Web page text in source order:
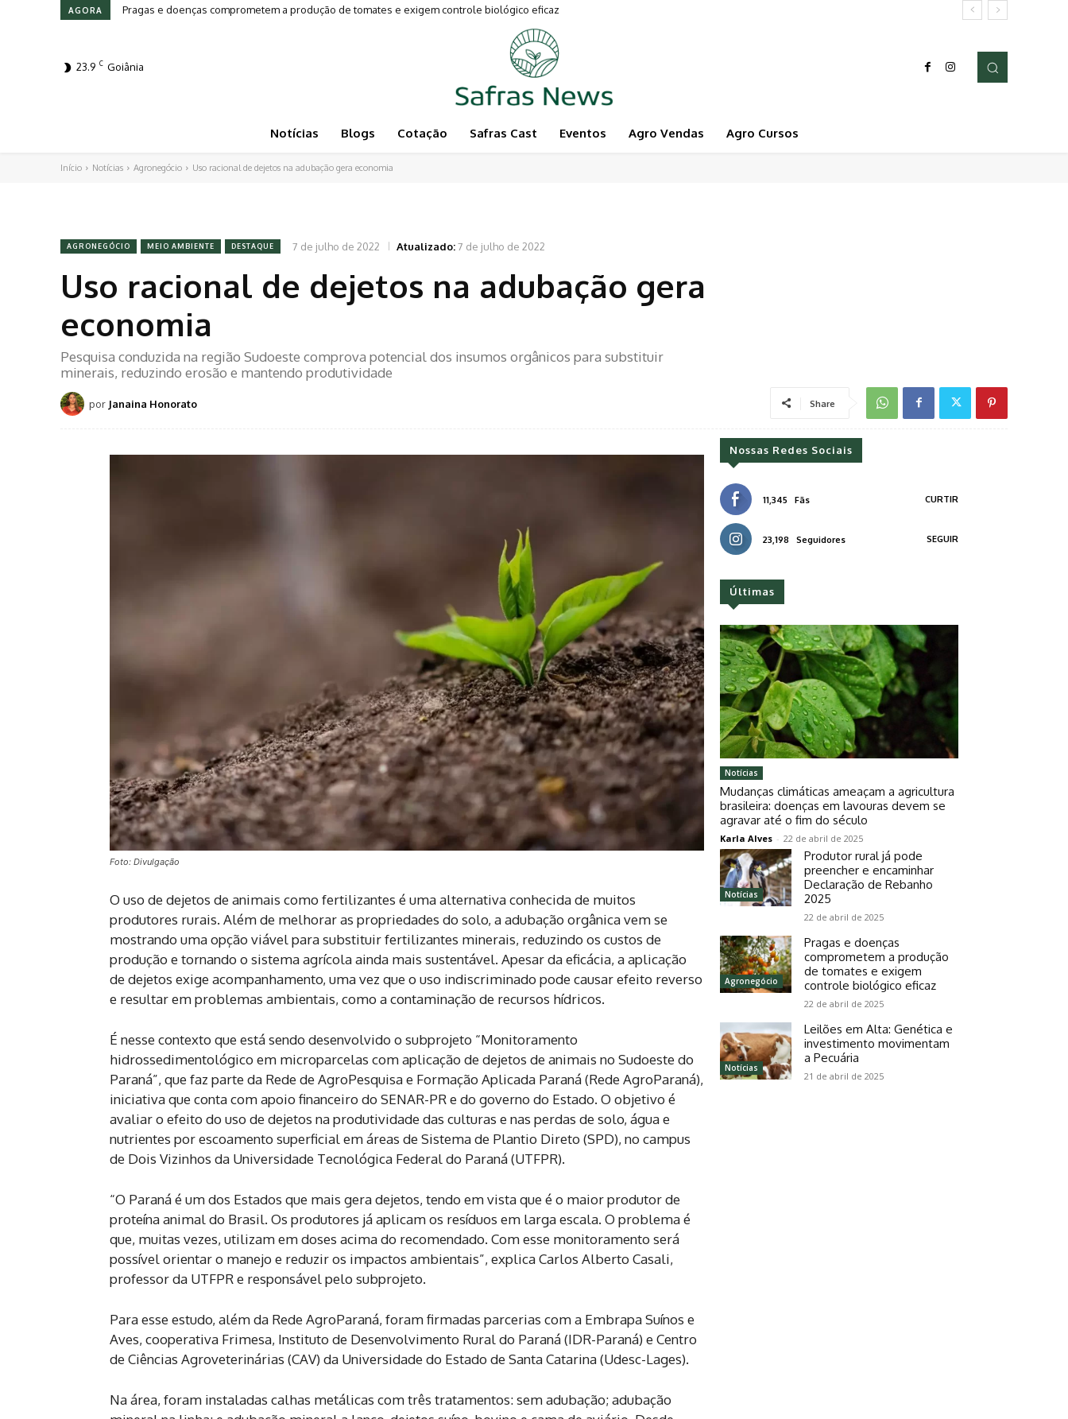
AGORA Pragas e doenças comprometem a produção de tomates e exigem controle biológico eficaz
Leilões em Alta: Genética e investimento movimentam a Pecuária
23.9 C Goiânia
Notícias Blogs Cotação Safras Cast Eventos Agro Vendas Agro Cursos
Início Notícias Agronegócio Uso racional de dejetos na adubação gera economia
AGRONEGÓCIO MEIO AMBIENTE DESTAQUE 7 de julho de 2022 Atualizado:7 de julho de 2022
Uso racional de dejetos na adubação gera
economia
Pesquisa conduzida na região Sudoeste comprova potencial dos insumos orgânicos para substituir
minerais, reduzindo erosão e mantendo produtividade
por Janaina Honorato Share
Foto: Divulgação
O uso de dejetos de animais como fertilizantes é uma alternativa conhecida de muitos
produtores rurais. Além de melhorar as propriedades do solo, a adubação orgânica vem se
mostrando uma opção viável para substituir fertilizantes minerais, reduzindo os custos de
produção e tornando o sistema agrícola ainda mais sustentável. Apesar da eficácia, a aplicação
de dejetos exige acompanhamento, uma vez que o uso indiscriminado pode causar efeito reverso
e resultar em problemas ambientais, como a contaminação de recursos hídricos.
É nesse contexto que está sendo desenvolvido o subprojeto “Monitoramento
hidrossedimentológico em microparcelas com aplicação de dejetos de animais no Sudoeste do
Paraná”, que faz parte da Rede de AgroPesquisa e Formação Aplicada Paraná (Rede AgroParaná),
iniciativa que conta com apoio financeiro do SENAR-PR e do governo do Estado. O objetivo é
avaliar o efeito do uso de dejetos na produtividade das culturas e nas perdas de solo, água e
nutrientes por escoamento superficial em áreas de Sistema de Plantio Direto (SPD), no campus
de Dois Vizinhos da Universidade Tecnológica Federal do Paraná (UTFPR).
“O Paraná é um dos Estados que mais gera dejetos, tendo em vista que é o maior produtor de
proteína animal do Brasil. Os produtores já aplicam os resíduos em larga escala. O problema é
que, muitas vezes, utilizam em doses acima do recomendado. Com esse monitoramento será
possível orientar o manejo e reduzir os impactos ambientais”, explica Carlos Alberto Casali,
professor da UTFPR e responsável pelo subprojeto.
Para esse estudo, além da Rede AgroParaná, foram firmadas parcerias com a Embrapa Suínos e
Aves, cooperativa Frimesa, Instituto de Desenvolvimento Rural do Paraná (IDR-Paraná) e Centro
de Ciências Agroveterinárias (CAV) da Universidade do Estado de Santa Catarina (Udesc-Lages).
Na área, foram instaladas calhas metálicas com três tratamentos: sem adubação; adubação
Nossas Redes Sociais
11,345 Fãs CURTIR
23,198 Seguidores SEGUIR
Últimas
Notícias
Mudanças climáticas ameaçam a agricultura
brasileira: doenças em lavouras devem se
agravar até o fim do século
Karla Alves - 22 de abril de 2025
Notícias
Produtor rural já pode
preencher e encaminhar
Declaração de Rebanho
2025
22 de abril de 2025
Agronegócio
Pragas e doenças
comprometem a produção
de tomates e exigem
controle biológico eficaz
22 de abril de 2025
Notícias
Leilões em Alta: Genética e
investimento movimentam
a Pecuária
21 de abril de 2025